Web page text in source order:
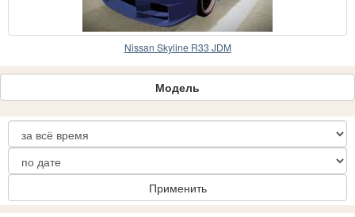
Nissan Skyline R33 JDM
Модель
Применить